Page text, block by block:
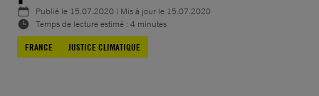
Publié le 15.07.2020 | Mis à jour le 15.07.2020
Temps de lecture estimé : 4 minutes
FRANCE
JUSTICE CLIMATIQUE